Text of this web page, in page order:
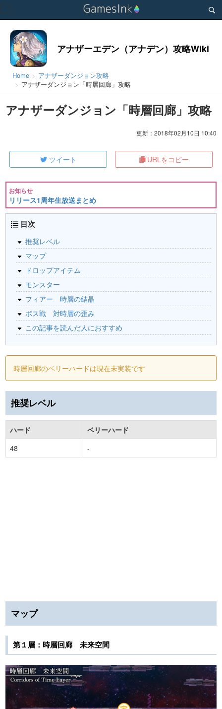
Toggle
アナザーエデン（アナデン）攻略Wiki
Home
アナザーダンジョン攻略
アナザーダンジョン「時層回廊」攻略
アナザーダンジョン「時層回廊」攻略
更新：2018年02月10日 10:40
ツイート URLをコピー
お知らせ
リリース1周年生放送まとめ
目次
推奨レベル
マップ
ドロップアイテム
モンスター
フィアー 時層の結晶
ボス戦 対時層の歪み
この記事を読んだ人におすすめ
時層回廊のベリーハードは現在未実装です
推奨レベル
ハード
ベリーハード
48
-
マップ
第１層：時層回廊 未来空間